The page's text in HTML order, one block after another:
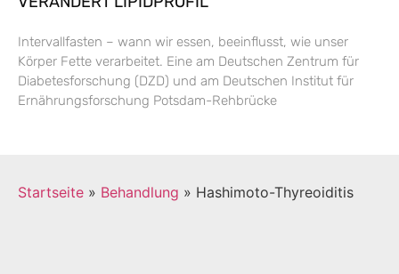
Intervallfasten – wann wir essen, beeinflusst, wie unser
Körper Fette verarbeitet. Eine am Deutschen Zentrum für
Diabetesforschung (DZD) und am Deutschen Institut für
Ernährungsforschung Potsdam-Rehbrücke
Startseite » Behandlung » Hashimoto-Thyreoiditis